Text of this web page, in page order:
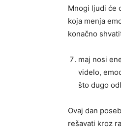
Mnogi ljudi će
koja menja
konačno
maj nosi
videlo,
što dugo
Ovaj dan
rešavati kroz